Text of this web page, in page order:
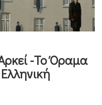
-Το Όραμα